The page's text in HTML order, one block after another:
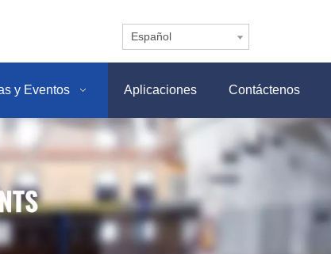
Español
y Eventos Aplicaciones Contáctenos